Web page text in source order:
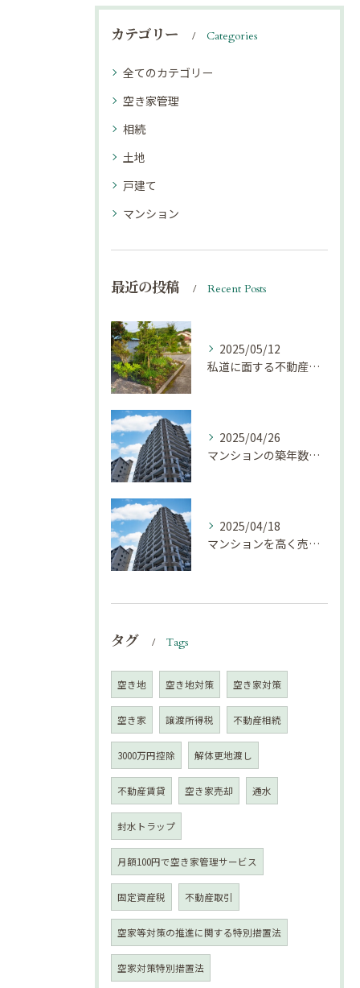
カテゴリー Categories
全てのカテゴリー
空き家管理
相続
土地
戸建て
マンション
最近の投稿 Recent Posts
2025/05/12
私道に面する不動産は売却しにくい？｜不動産売却豆知識（第69回）
2025/04/26
マンションの築年数による資産価値の変化とは｜不動産売却豆知識（第68回）
2025/04/18
マンションを高く売却するための注意点！
タグ Tags
空き地 空き地対策 空き家対策
空き家 譲渡所得税 不動産相続
3000万円控除 解体更地渡し
不動産賃貸 空き家売却 通水
封水トラップ
月額100円で空き家管理サービス
固定資産税 不動産取引
空家等対策の推進に関する特別措置法
空家対策特別措置法